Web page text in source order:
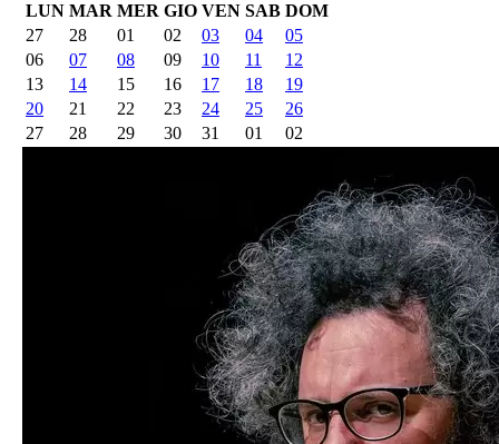
LUN MAR MER GIO VEN SAB DOM
27
28 01 02 03 04
05
06
07 08 09 10 11
12
13
14 15 16 17 18
19
20
21 22 23 24 25
26
27
28 29 30 31 01 02